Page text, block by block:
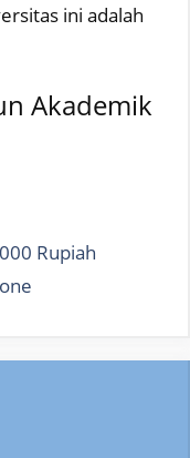
ini adalah
Akademik
Rupiah